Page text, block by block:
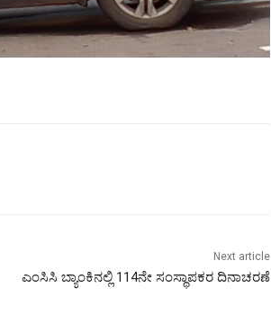
Next article
ಎಂಸಿಸಿ ಬ್ಯಾಂಕಿನಲ್ಲಿ 114ನೇ ಸಂಸ್ಥಾಪಕರ ದಿನಾಚರಣೆ